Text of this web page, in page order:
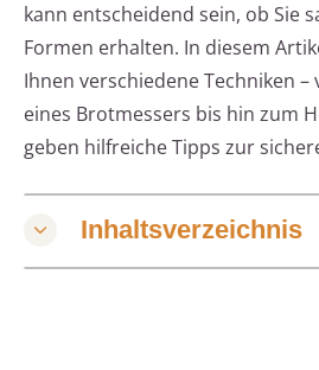
kann entscheidend sein, ob Sie
Formen erhalten. In diesem
Ihnen verschiedene Techniken
eines Brotmessers bis hin zum
geben hilfreiche Tipps zur
Inhaltsverzeichnis